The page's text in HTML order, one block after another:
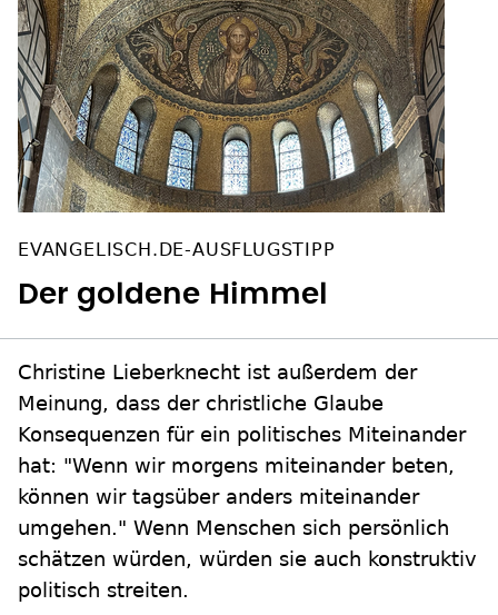
EVANGELISCH.DE-AUSFLUGSTIPP
Der goldene Himmel
Christine Lieberknecht ist außerdem der
Meinung, dass der christliche Glaube
Konsequenzen für ein politisches Miteinander
hat: "Wenn wir morgens miteinander beten,
können wir tagsüber anders miteinander
umgehen." Wenn Menschen sich persönlich
schätzen würden, würden sie auch konstruktiv
politisch streiten.